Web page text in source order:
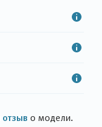
отзыв о модели.